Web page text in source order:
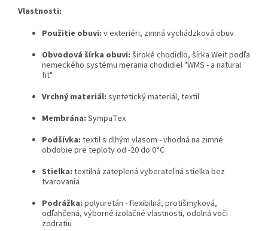
Vlastnosti:
Použitie obuvi: v exteriéri, zimná vychádzková obuv
Obvodová šírka obuvi: široké chodidlo, šírka Weit podľa
nemeckého systému merania chodidiel "WMS - a natural
fit"
Vrchný materiál: syntetický materiál, textil
Membrána: SympaTex
Podšívka: textil s dlhým vlasom - vhodná na zimné
obdobie pre teploty od -20 do 0°C
Stielka: textilná zateplená vyberateľná stielka bez
tvarovania
Podrážka: polyuretán - flexibilná, protišmyková,
odľahčená, výborné izolačné vlastnosti, odolná voči
zodratiu